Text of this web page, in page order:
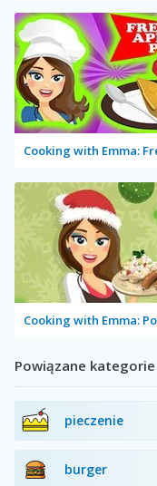
Powiązane kategorie
pieczenie
burger